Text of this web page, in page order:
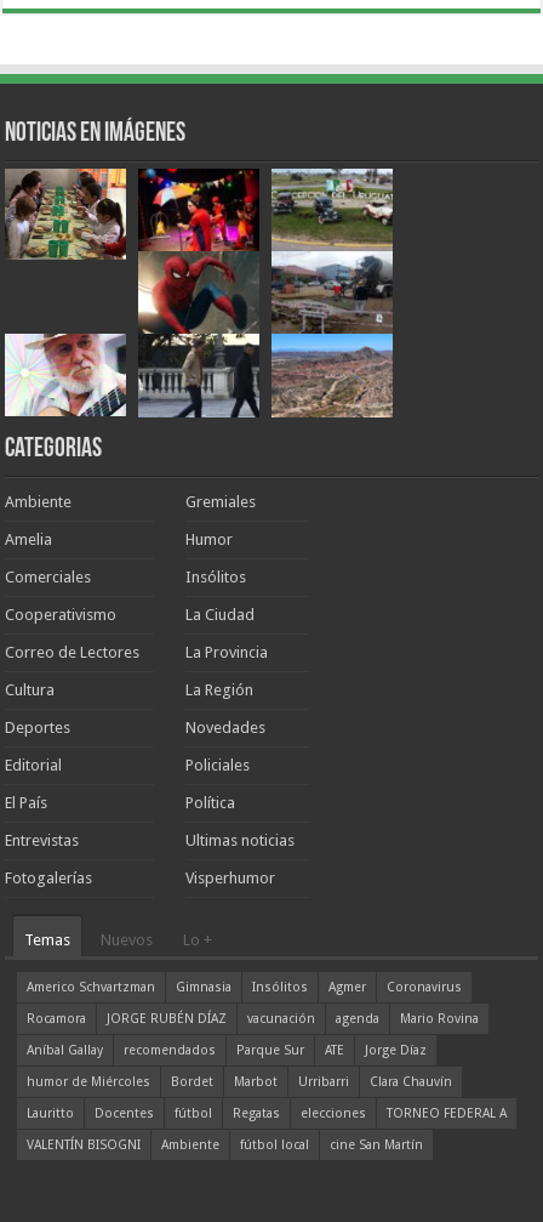
Noticias en Imágenes
Categorias
Ambiente
Amelia
Comerciales
Cooperativismo
Correo de Lectores
Cultura
Deportes
Editorial
El País
Entrevistas
Fotogalerías
Gremiales
Humor
Insólitos
La Ciudad
La Provincia
La Región
Novedades
Policiales
Política
Ultimas noticias
Visperhumor
Temas Nuevos Lo +
Americo Schvartzman Gimnasia Insólitos Agmer
Coronavirus
Rocamora
JORGE RUBÉN DÍAZ vacunación agenda
Mario Rovina
Aníbal Gallay
recomendados Parque Sur ATE
Jorge Díaz
humor de Miércoles
Bordet Marbot Urribarri
Clara Chauvín
Lauritto
Docentes fútbol Regatas elecciones
TORNEO FEDERAL A
VALENTÍN BISOGNI
Ambiente fútbol local cine San Martín